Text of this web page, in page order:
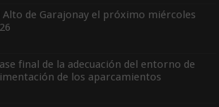
Alto de Garajonay el próximo miércoles
final de la adecuación del entorno de
de los aparcamientos